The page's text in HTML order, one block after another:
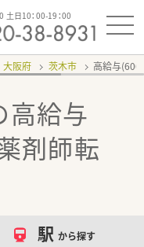
土日10：00-19：00
大阪府 茨木市 高給与
高給与
剤師転
駅 から探す